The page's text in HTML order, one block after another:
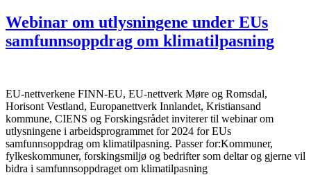
Webinar om utlysningene under EUs
samfunnsoppdrag om klimatilpasning
EU-nettverkene FINN-EU, EU-nettverk Møre og Romsdal,
Horisont Vestland, Europanettverk Innlandet, Kristiansand
kommune, CIENS og Forskingsrådet inviterer til webinar om
utlysningene i arbeidsprogrammet for 2024 for EUs
samfunnsoppdrag om klimatilpasning. Passer for:Kommuner,
fylkeskommuner, forskingsmiljø og bedrifter som deltar og gjerne vil
bidra i samfunnsoppdraget om klimatilpasning